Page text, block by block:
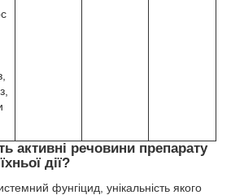
активні речовини препарату
дії?
фунгіцид, унікальність якого